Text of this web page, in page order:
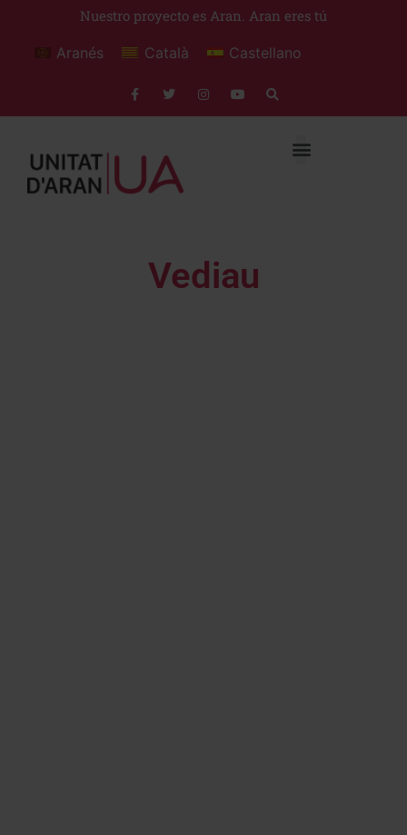
Nuestro proyecto es Aran. Aran eres tú
Aranés Català Castellano
Vediau